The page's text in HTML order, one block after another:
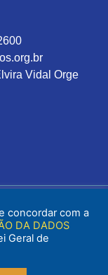
Vidal Orge
concordar com a
DA DADOS
Geral de